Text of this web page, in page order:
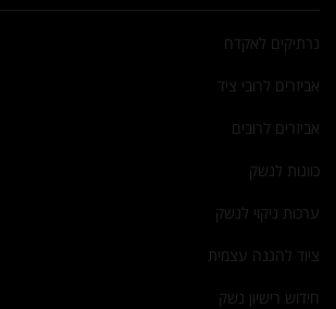
נרתיקים לאקדח
אביזרים לרובי ציד
אביזרים לרובים
כוונות לנשק
ערכות ניקוי לנשק
ציוד להגנה עצמית
חידוש רישיון נשק